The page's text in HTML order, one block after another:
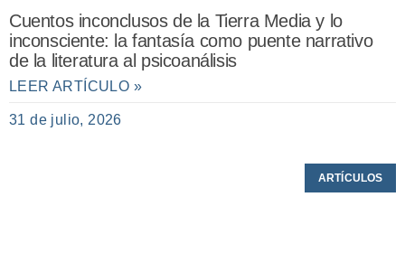
Cuentos inconclusos de la Tierra Media y lo
inconsciente: la fantasía como puente narrativo
de la literatura al psicoanálisis
LEER ARTÍCULO »
31 de julio, 2026
ARTÍCULOS